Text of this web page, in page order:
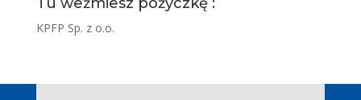
KPFP Sp. z o.o.